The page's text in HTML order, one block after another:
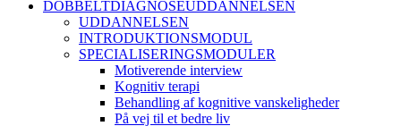
DOBBELTDIAGNOSEUDDANNELSEN
UDDANNELSEN
INTRODUKTIONSMODUL
SPECIALISERINGSMODULER
Motiverende interview
Kognitiv terapi
Behandling af kognitive vanskeligheder
På vej til et bedre liv